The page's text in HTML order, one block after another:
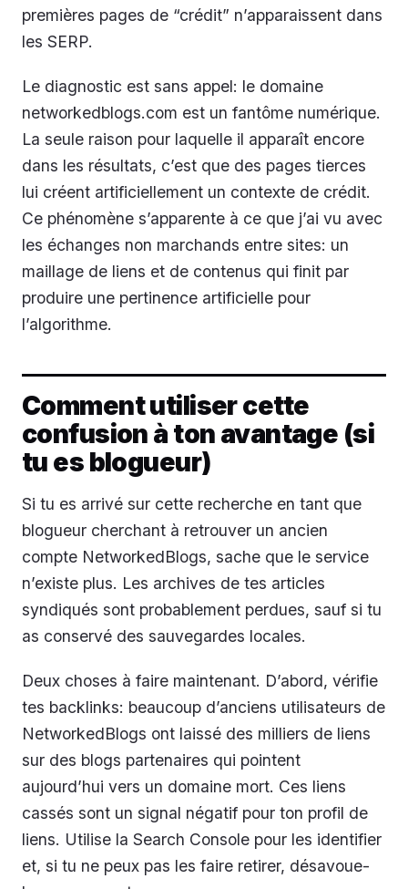
premières pages de “crédit” n’apparaissent dans
les SERP.
Le diagnostic est sans appel: le domaine
networkedblogs.com est un fantôme numérique.
La seule raison pour laquelle il apparaît encore
dans les résultats, c’est que des pages tierces
lui créent artificiellement un contexte de crédit.
Ce phénomène s’apparente à ce que j’ai vu avec
les échanges non marchands entre sites: un
maillage de liens et de contenus qui finit par
produire une pertinence artificielle pour
l’algorithme.
Comment utiliser cette
confusion à ton avantage (si
tu es blogueur)
Si tu es arrivé sur cette recherche en tant que
blogueur cherchant à retrouver un ancien
compte NetworkedBlogs, sache que le service
n’existe plus. Les archives de tes articles
syndiqués sont probablement perdues, sauf si tu
as conservé des sauvegardes locales.
Deux choses à faire maintenant. D’abord, vérifie
tes backlinks: beaucoup d’anciens utilisateurs de
NetworkedBlogs ont laissé des milliers de liens
sur des blogs partenaires qui pointent
aujourd’hui vers un domaine mort. Ces liens
cassés sont un signal négatif pour ton profil de
liens. Utilise la Search Console pour les identifier
et, si tu ne peux pas les faire retirer, désavoue-